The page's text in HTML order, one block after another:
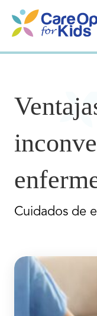
contenido
Cuidados de